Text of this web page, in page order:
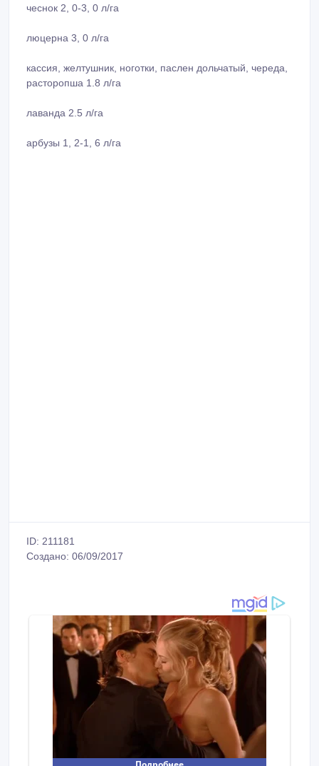
чеснок 2, 0-3, 0 л/га
люцерна 3, 0 л/га
кассия, желтушник, ноготки, паслен дольчатый, череда,
расторопша 1.8 л/га
лаванда 2.5 л/га
арбузы 1, 2-1, 6 л/га
ID: 211181
Создано: 06/09/2017